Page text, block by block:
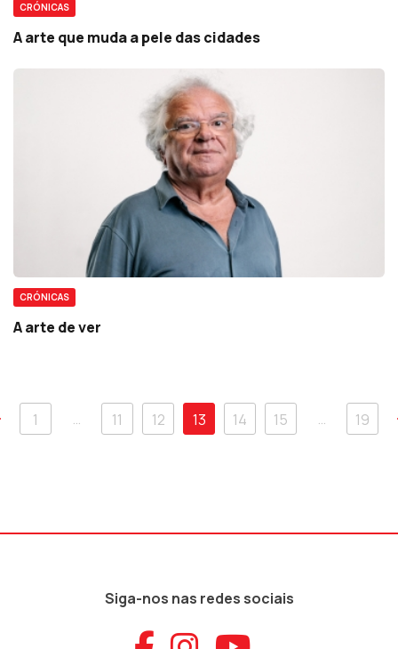
CRÓNICAS
A arte que muda a pele das cidades
CRÓNICAS
A arte de ver
1 … 11 12 13 14 15 … 19
Siga-nos nas redes sociais